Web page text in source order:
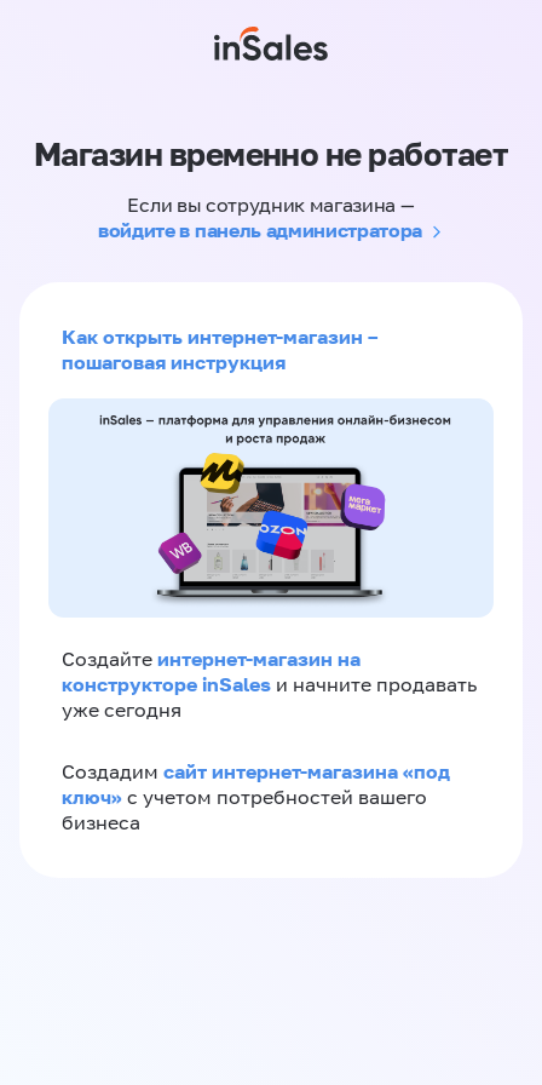
Магазин временно не работает
Если вы сотрудник магазина —
войдите в панель администратора
Как открыть интернет-магазин –
пошаговая инструкция
Создайте интернет-магазин на
конструкторе inSales и начните продавать
уже сегодня
Создадим сайт интернет-магазина «под
ключ» с учетом потребностей вашего
бизнеса